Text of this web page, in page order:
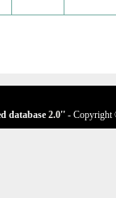
database 2.0'' - Copyright